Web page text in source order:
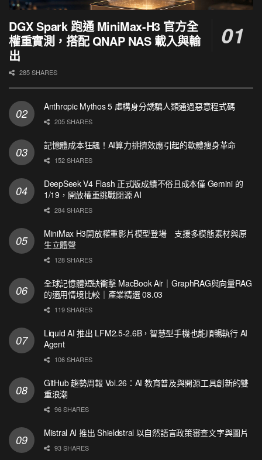
DGX Spark 跑通 MiniMax-H3 官方全
權重實測，搭配 QNAP NAS 載入與輸
出
285 SHARES
Anthropic Mythos 5 虛構身分誘騙人類通過惡意程式碼
205 SHARES
記憶體成本狂飆！AI算力排擠效應引起的軟體瘦身革命
152 SHARES
DeepSeek V4 Flash 正式版成績不俗且成本僅 Gemini 的
1/19，開放權重挑戰閉源 AI
284 SHARES
MiniMax H3開放權重影片模型登場 支援多模態素材與原
生立體聲
128 SHARES
全球記憶體短缺衝擊 MacBook Air｜GraphRAG與向量RAG
的適用情境比較｜產業精選 08.03
119 SHARES
Liquid AI 推出 LFM2.5-2.6B，智慧型手機也能順暢執行 AI
Agent
106 SHARES
GitHub 趨勢周報 Vol.26：AI 教育普及與開源工具創新的雙
重浪潮
96 SHARES
Mistral AI 推出 Shieldstral 以自然語言政策審查文字與圖片
93 SHARES